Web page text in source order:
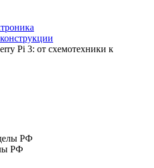
Pi 3: от схемотехники к
РФ